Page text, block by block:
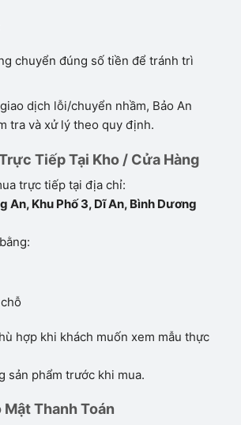
chuyển đúng số tiền để tránh trì
dịch lỗi/chuyển nhầm, Bảo An
tra và xử lý theo quy định.
Tiếp Tại Kho / Cửa Hàng
trực tiếp tại địa chỉ:
An, Khu Phố 3, Dĩ An, Bình Dương
hợp khi khách muốn xem mẫu thực
sản phẩm trước khi mua.
Mật Thanh Toán